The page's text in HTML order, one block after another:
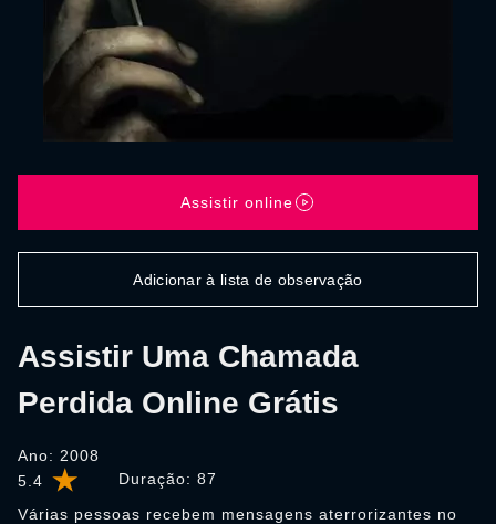
5.4 Duração: 87
Assistir Uma Chamada
Perdida Online Grátis
Ano: 2008
Várias pessoas recebem mensagens aterrorizantes no
Assistir online
Adicionar à lista de observação